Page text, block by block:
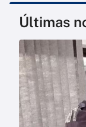
Últimas